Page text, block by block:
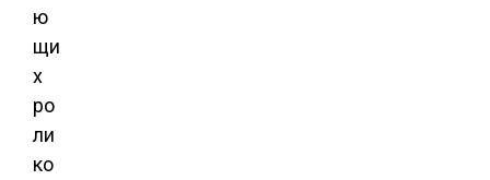
ю
щи
х
ро
ли
ко